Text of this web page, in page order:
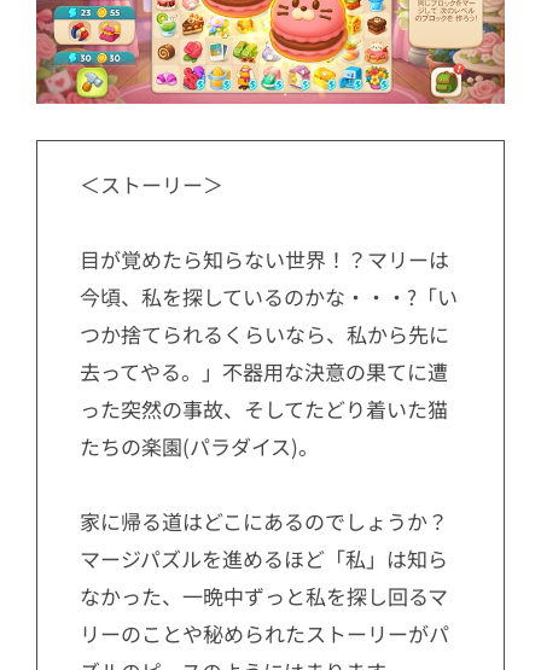
＜ストーリー＞
目が覚めたら知らない世界！？マリーは
今頃、私を探しているのかな・・・?「い
つか捨てられるくらいなら、私から先に
去ってやる。」不器用な決意の果てに遭
った突然の事故、そしてたどり着いた猫
たちの楽園(パラダイス)。
家に帰る道はどこにあるのでしょうか？
マージパズルを進めるほど「私」は知ら
なかった、一晩中ずっと私を探し回るマ
リーのことや秘められたストーリーがパ